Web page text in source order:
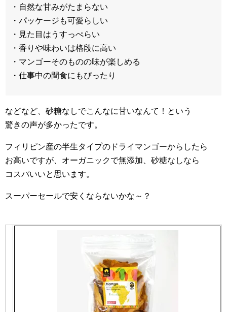
・自然な甘みがたまらない
・パッケージも可愛らしい
・見た目はうすっぺらい
・香りや味わいは格段に高い
・マンゴーそのものの味が楽しめる
・仕事中の間食にもぴったり
などなど、砂糖なしでこんなに甘いなんて！という
驚きの声が多かったです。
フィリピン産の半生タイプのドライマンゴーからしたら
お高いですが、オーガニックで無添加、砂糖なしなら
コスパいいと思います。
スーパーセールで安くならないかな～？